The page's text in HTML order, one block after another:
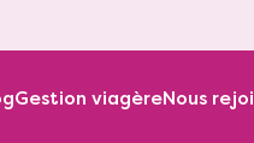
Gestion viagèreNous